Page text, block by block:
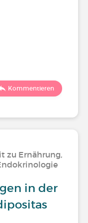
Kommentieren
zu Ernährung,
in der